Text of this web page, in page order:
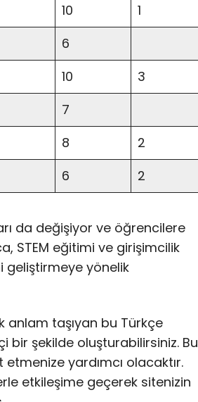
10
1
6
10
3
7
8
2
6 2
da değişiyor ve öğrencilere
STEM eğitimi ve girişimcilik
geliştirmeye yönelik
taşıyan bu Türkçe
şekilde oluşturabilirsiniz. Bu
yardımcı olacaktır.
etkileşime geçerek sitenizin